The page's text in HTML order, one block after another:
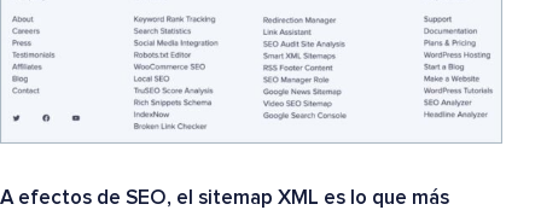
A efectos de SEO, el sitemap XML es lo que más